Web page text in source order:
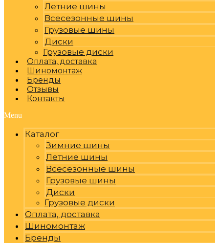
Летние шины
Всесезонные шины
Грузовые шины
Диски
Грузовые диски
Оплата, доставка
Шиномонтаж
Бренды
Отзывы
Контакты
Menu
Каталог
Зимние шины
Летние шины
Всесезонные шины
Грузовые шины
Диски
Грузовые диски
Оплата, доставка
Шиномонтаж
Бренды